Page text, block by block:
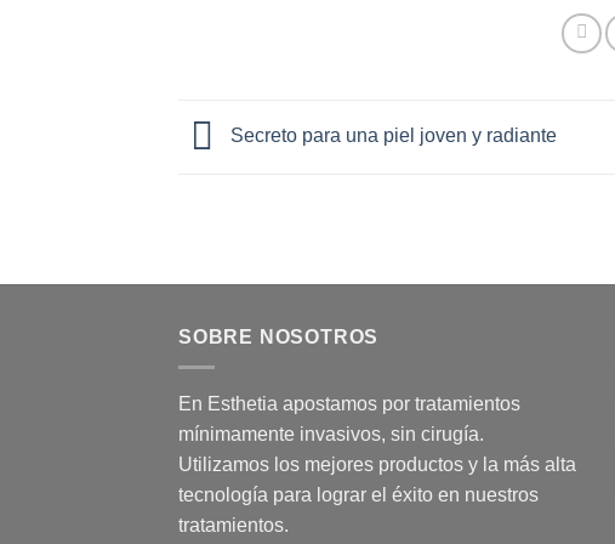
Secreto para una piel joven y radiante
SOBRE NOSOTROS
En Esthetia apostamos por tratamientos
mínimamente invasivos, sin cirugía.
Utilizamos los mejores productos y la más alta
tecnología para lograr el éxito en nuestros
tratamientos.